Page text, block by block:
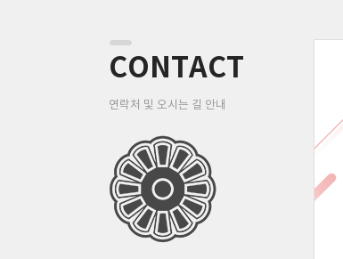
CONTACT
연락처 및 오시는 길 안내